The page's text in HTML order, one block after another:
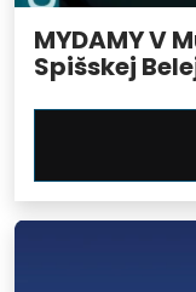
MYDAMY V
Spišskej